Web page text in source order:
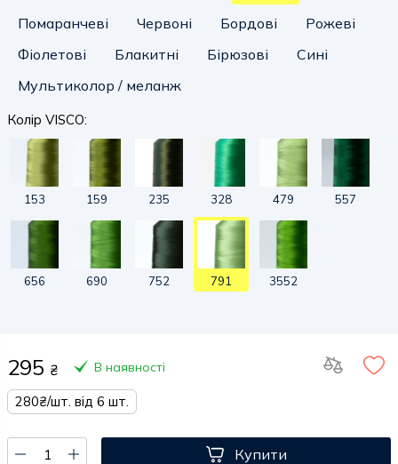
Помаранчеві
Червоні Бордові
Рожеві
Фіолетові
Блакитні Бірюзові
Сині
Мультиколор / меланж
Колір VISCO:
153 159 235 328 479 557
656 690 752 791 3552
295 ₴ В наявності
280₴/шт. від 6 шт.
Купити